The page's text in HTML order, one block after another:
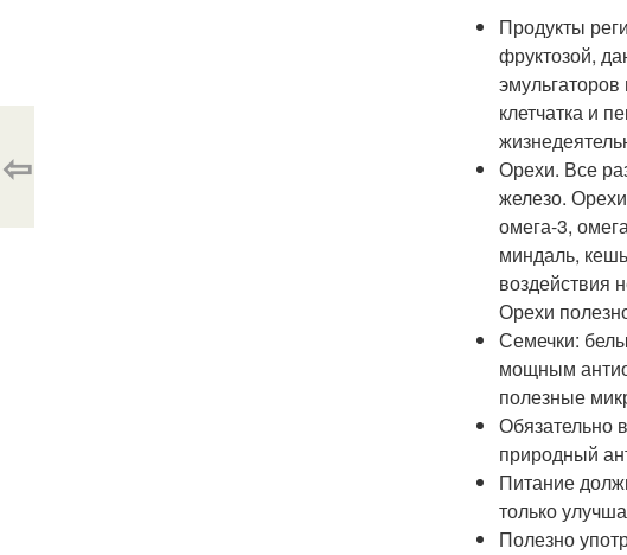
Продукты
фруктозой,
клетчатка и
Орехи. Все
железо.
омега-3,
миндаль,
воздействия
Орехи
Семечки:
мощным
полезные
Обязательно
природный
Питание
только
Полезно
⇦